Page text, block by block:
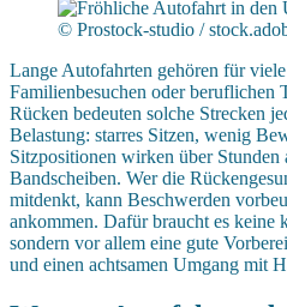
© Prostock-studio /
Lange Autofahrten gehören für
Familienbesuchen oder beruflichen
Rücken bedeuten solche Strecken
Belastung: starres Sitzen, wenig
Sitzpositionen wirken über
Bandscheiben. Wer die
mitdenkt, kann Beschwerden
ankommen. Dafür braucht es keine
sondern vor allem eine gute
und einen achtsamen Umgang mit